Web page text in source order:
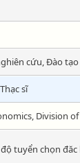
cứu, Đào
sĩ
Division
tuyển chọn